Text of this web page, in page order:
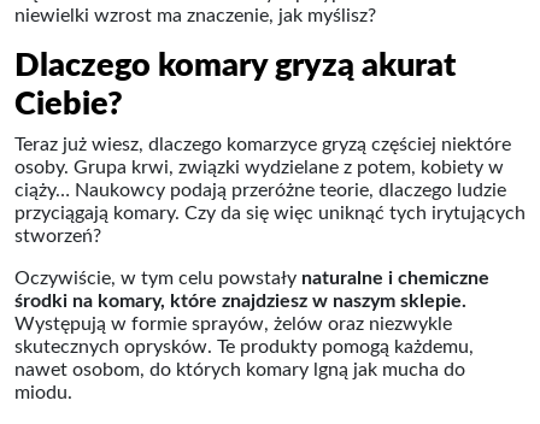
niewielki wzrost ma znaczenie, jak myślisz?
Dlaczego komary gryzą akurat
Ciebie?
Teraz już wiesz, dlaczego komarzyce gryzą częściej niektóre
osoby. Grupa krwi, związki wydzielane z potem, kobiety w
ciąży… Naukowcy podają przeróżne teorie, dlaczego ludzie
przyciągają komary. Czy da się więc uniknąć tych irytujących
stworzeń?
Oczywiście, w tym celu powstały naturalne i chemiczne
środki na komary, które znajdziesz w naszym sklepie.
Występują w formie sprayów, żelów oraz niezwykle
skutecznych oprysków. Te produkty pomogą każdemu,
nawet osobom, do których komary lgną jak mucha do
miodu.